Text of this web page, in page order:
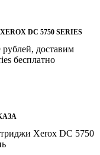
DC 5750 SERIES
доставим
бесплатно
Xerox DC 5750